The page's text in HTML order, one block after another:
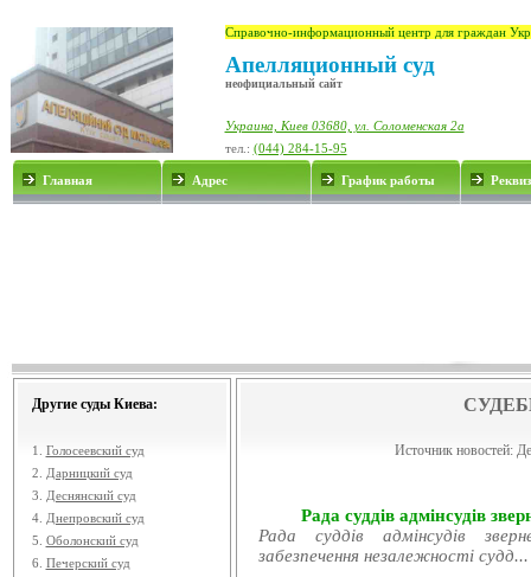
Справочно-информационный центр для граждан
Апелляционный суд
неофициальный сайт
Украина, Киев 03680, ул. Соломенская 2а
тел.: (044) 284-15-95
Главная Адрес График работы
Другие суды Киева:
1. Голосеевский суд
2.
Дарницкий суд
3.
Деснянский суд
4. Днепровский суд
5. Оболонский суд
6. Печерский суд
Источник новостей:
Рада суддів адмінсудів
Рада суддів адмінсудів
забезпечення незалежності судд...